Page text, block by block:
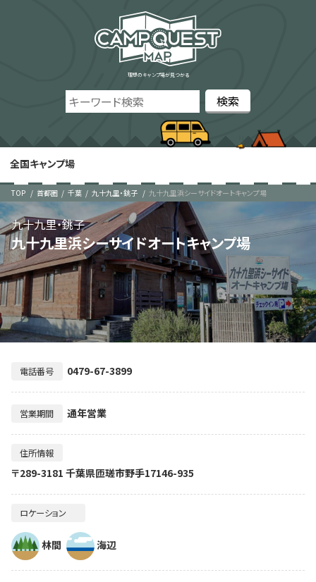
理想のキャンプ場が見つかる
全国キャンプ場
TOP 首都圏 千葉 九十九里・銚子 九十九里浜シーサイドオートキャンプ場
九十九里浜シーサイドオートキャンプ場
九十九里・銚子
電話番号 0479-67-3899
営業期間 通年営業
住所情報
〒289-3181 千葉県匝瑳市野手17146-935
ロケーション
林間 海辺